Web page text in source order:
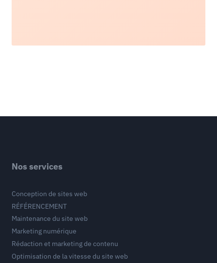
Nos services
Conception de sites web
RÉFÉRENCEMENT
Maintenance du site web
Marketing numérique
Rédaction et marketing de contenu
Optimisation de la vitesse du site web